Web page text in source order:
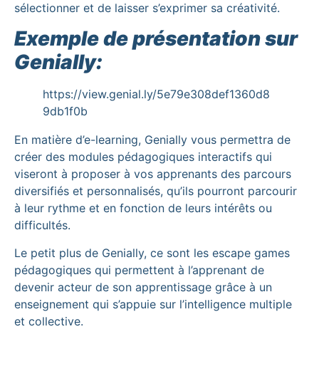
sélectionner et de laisser s’exprimer sa créativité.
Exemple de présentation sur
Genially:
https://view.genial.ly/5e79e308def1360d8
9db1f0b
En matière d’e-learning, Genially vous permettra de
créer des modules pédagogiques interactifs qui
viseront à proposer à vos apprenants des parcours
diversifiés et personnalisés, qu’ils pourront parcourir
à leur rythme et en fonction de leurs intérêts ou
difficultés.
Le petit plus de Genially, ce sont les escape games
pédagogiques qui permettent à l’apprenant de
devenir acteur de son apprentissage grâce à un
enseignement qui s’appuie sur l’intelligence multiple
et collective.